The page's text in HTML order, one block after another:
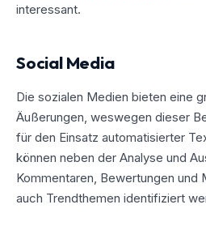
interessant.
Social Media
Die sozialen Medien bieten eine
Äußerungen, weswegen dieser
für den Einsatz automatisierter
können neben der Analyse und
Kommentaren, Bewertungen
auch Trendthemen identifiziert